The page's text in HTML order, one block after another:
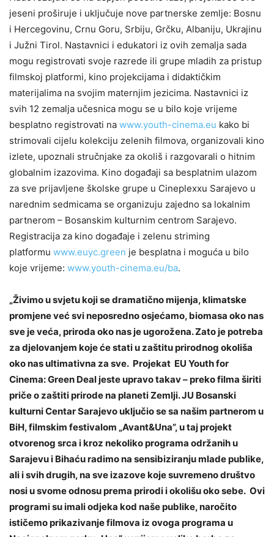
jeseni proširuje i uključuje nove partnerske zemlje: Bosnu
i Hercegovinu, Crnu Goru, Srbiju, Grčku, Albaniju, Ukrajinu
i Južni Tirol. Nastavnici i edukatori iz ovih zemalja sada
mogu registrovati svoje razrede ili grupe mladih za pristup
filmskoj platformi, kino projekcijama i didaktičkim
materijalima na svojim maternjim jezicima. Nastavnici iz
svih 12 zemalja učesnica mogu se u bilo koje vrijeme
besplatno registrovati na www.youth-cinema.eu kako bi
strimovali cijelu kolekciju zelenih filmova, organizovali kino
izlete, upoznali stručnjake za okoliš i razgovarali o hitnim
globalnim izazovima. Kino događaji sa besplatnim ulazom
za sve prijavljene školske grupe u Cineplexxu Sarajevo u
narednim sedmicama se organizuju zajedno sa lokalnim
partnerom – Bosanskim kulturnim centrom Sarajevo.
Registracija za kino događaje i zelenu striming
platformu www.euyc.green je besplatna i moguća u bilo
koje vrijeme: www.youth-cinema.eu/ba.
„Živimo u svjetu koji se dramatično mijenja, klimatske
promjene već svi neposredno osjećamo, biomasa oko nas
sve je veća, priroda oko nas je ugorožena. Zato je potreba
za djelovanjem koje će stati u zaštitu prirodnog okoliša
oko nas ultimativna za sve. Projekat EU Youth for
Cinema: Green Deal jeste upravo takav – preko filma širiti
priče o zaštiti prirode na planeti Zemlji. JU Bosanski
kulturni Centar Sarajevo uključio se sa našim partnerom u
BiH, filmskim festivalom „Avant&Una”, u taj projekt
otvorenog srca i kroz nekoliko programa održanih u
Sarajevu i Bihaću radimo na sensibiziranju mlade publike,
ali i svih drugih, na sve izazove koje suvremeno društvo
nosi u svome odnosu prema prirodi i okolišu oko sebe. Ovi
programi su imali odjeka kod naše publike, naročito
ističemo prikazivanje filmova iz ovoga programa u